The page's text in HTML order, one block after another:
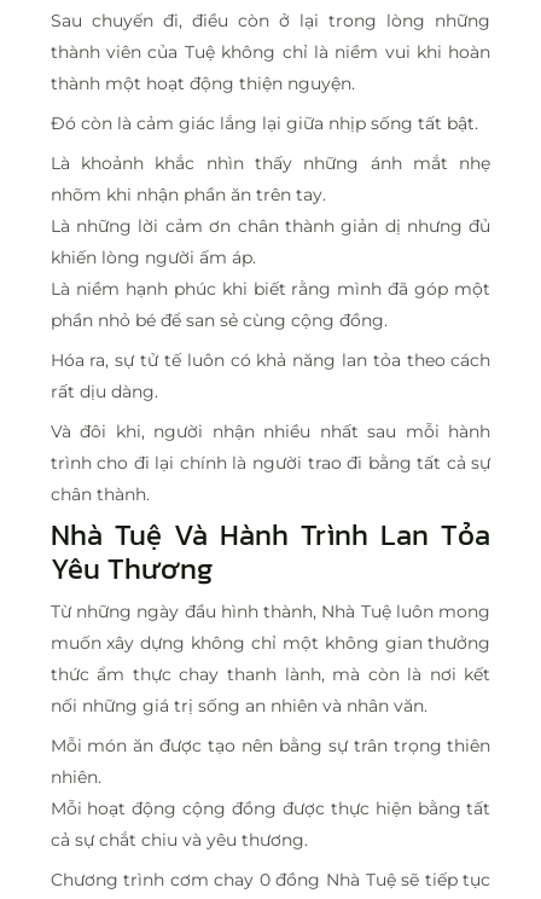
Sau chuyến đi, điều còn ở lại trong lòng những
thành viên của Tuệ không chỉ là niềm vui khi hoàn
thành một hoạt động thiện nguyện.
Đó còn là cảm giác lắng lại giữa nhịp sống tất bật.
Là khoảnh khắc nhìn thấy những ánh mắt nhẹ
nhõm khi nhận phần ăn trên tay.
Là những lời cảm ơn chân thành giản dị nhưng đủ
khiến lòng người ấm áp.
Là niềm hạnh phúc khi biết rằng mình đã góp một
phần nhỏ bé để san sẻ cùng cộng đồng.
Hóa ra, sự tử tế luôn có khả năng lan tỏa theo cách
rất dịu dàng.
Và đôi khi, người nhận nhiều nhất sau mỗi hành
trình cho đi lại chính là người trao đi bằng tất cả sự
chân thành.
Nhà Tuệ Và Hành Trình Lan Tỏa
Yêu Thương
Từ những ngày đầu hình thành, Nhà Tuệ luôn mong
muốn xây dựng không chỉ một không gian thưởng
thức ẩm thực chay thanh lành, mà còn là nơi kết
nối những giá trị sống an nhiên và nhân văn.
Mỗi món ăn được tạo nên bằng sự trân trọng thiên
nhiên.
Mỗi hoạt động cộng đồng được thực hiện bằng tất
cả sự chắt chiu và yêu thương.
Chương trình cơm chay 0 đồng Nhà Tuệ sẽ tiếp tục